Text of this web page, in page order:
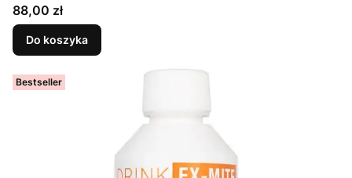
Cena
88,00 zł
Do koszyka
Bestseller